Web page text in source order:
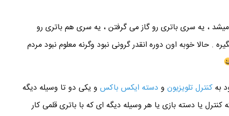
، یه سری باتری رو گاز می گرفتن ، یه سری هم باتری رو
. حالا خوبه اون دوره انقدر گرونی نبود وگرنه معلوم نبود مردم
به کنترل تلویزیون و دسته ایکس باکس و یکی دو تا وسیله دیگه
یا دسته بازی یا هر وسیله دیگه ای که با باتری قلمی کار